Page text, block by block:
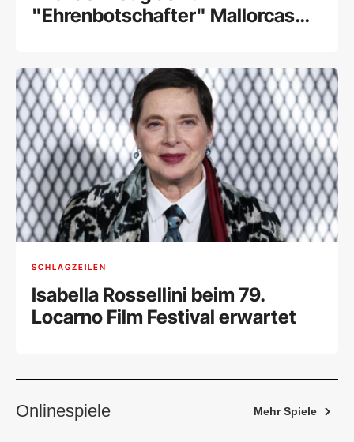
"Ehrenbotschafter" Mallorcas
SCHLAGZEILEN
Isabella Rossellini beim 79.
Locarno Film Festival erwartet
Onlinespiele Mehr Spiele